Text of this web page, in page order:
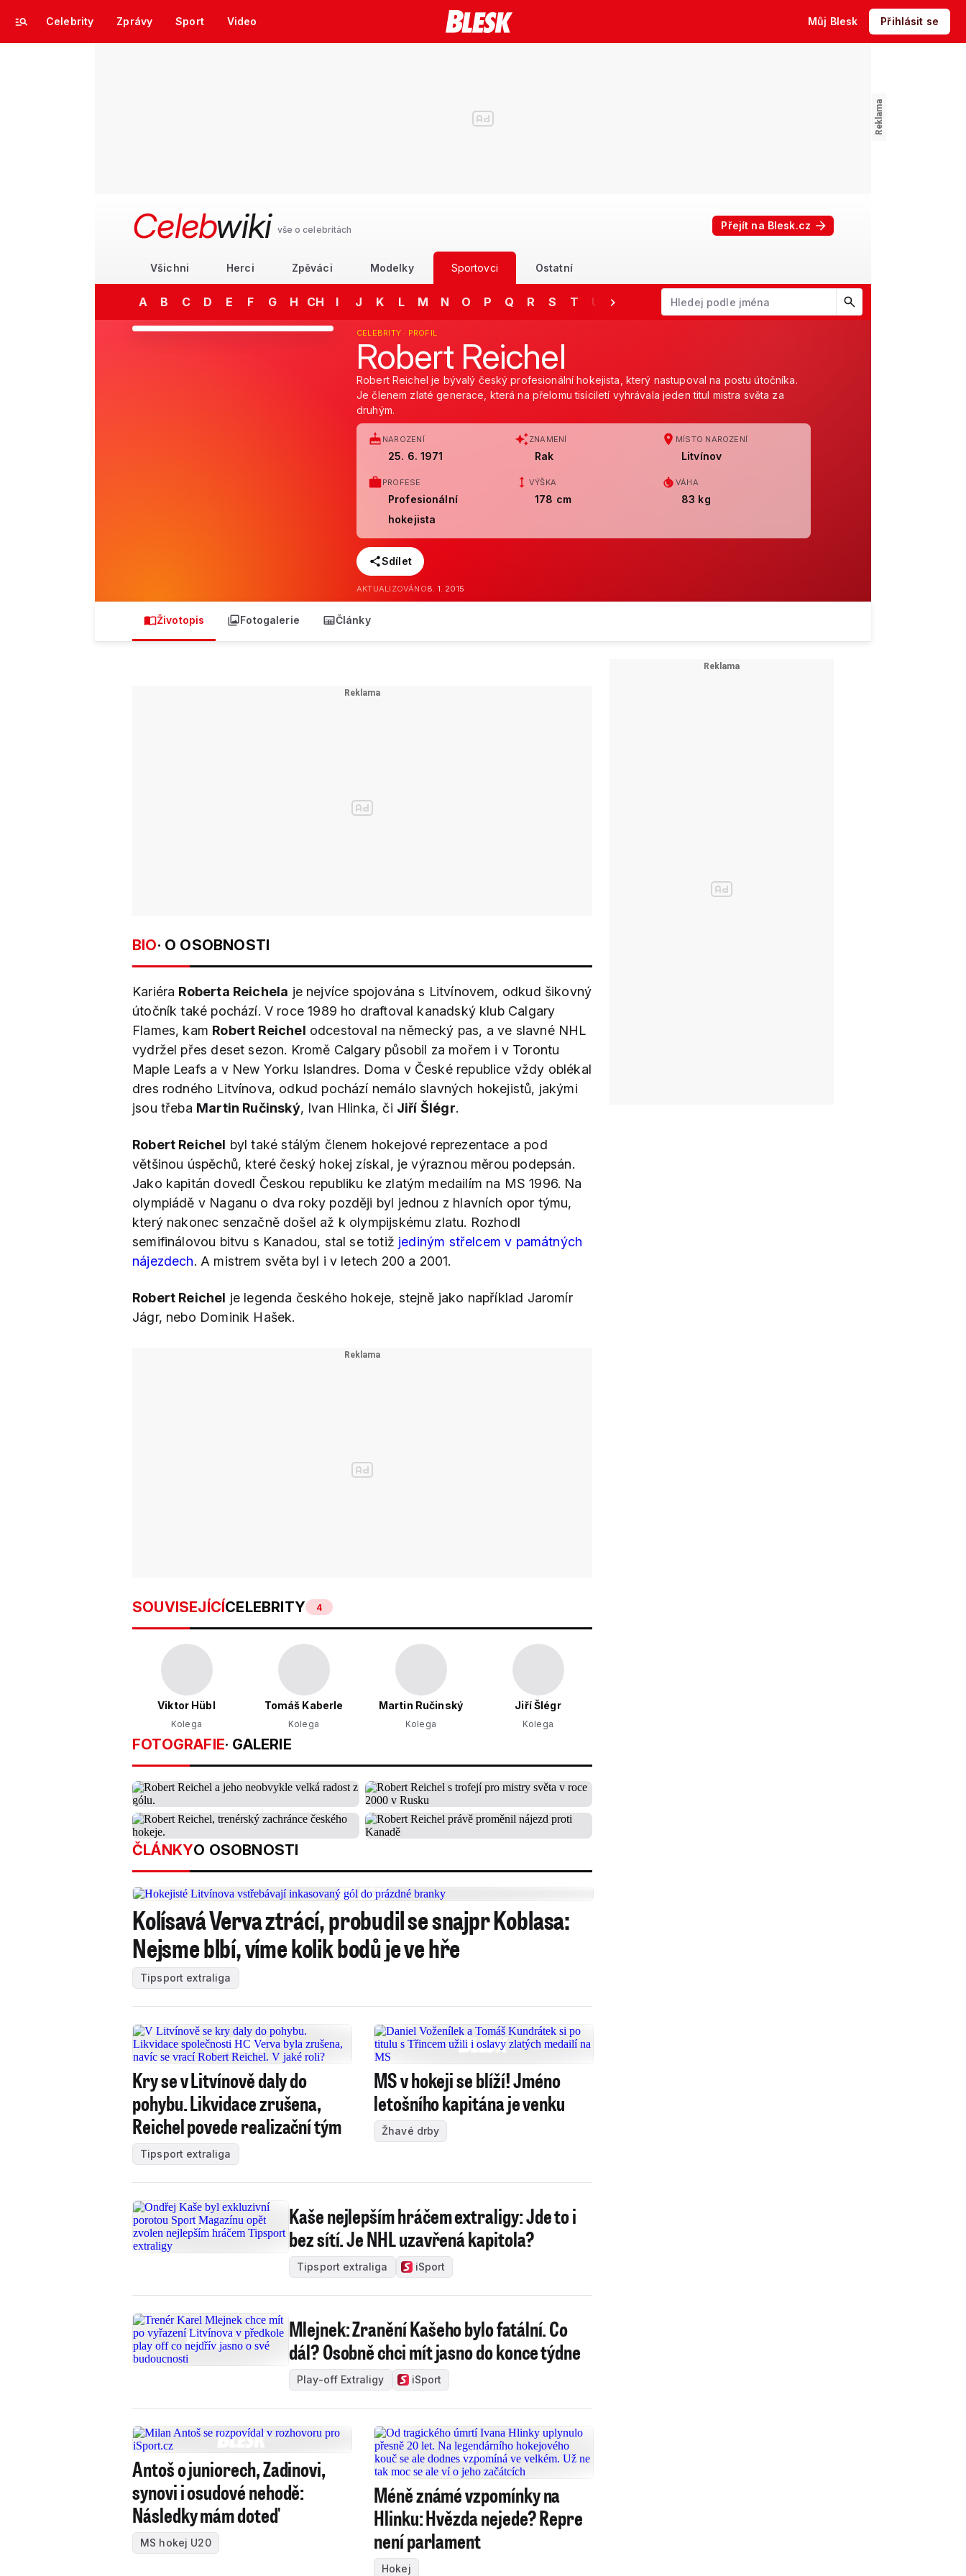
Celebrity Zprávy Sport Video Můj Blesk Přihlásit se
Celebwiki vše o celebritách Přejít na Blesk.cz
Všichni Herci Zpěváci Modelky Sportovci Ostatní
A B C D E F G H CH I J K L M N O P Q R S T U V Y Z
Začněte psát jméno. Šipkami dolů a nahoru procházejte návrhy,
CELEBRITY · PROFIL
Robert Reichel
Robert Reichel je bývalý český profesionální hokejista, který nastupoval na postu útočníka.
Je členem zlaté generace, která na přelomu tisíciletí vyhrávala jeden titul mistra světa za
druhým.
NAROZENÍ
25. 6. 1971
ZNAMENÍ
Rak
MÍSTO NAROZENÍ
Litvínov
PROFESE
Profesionální
hokejista
VÝŠKA
178 cm
VÁHA
83 kg
Sdílet
AKTUALIZOVÁNO8. 1. 2015
Životopis Fotogalerie Články
BIO· O OSOBNOSTI
Kariéra Roberta Reichela je nejvíce spojována s Litvínovem, odkud šikovný
útočník také pochází. V roce 1989 ho draftoval kanadský klub Calgary
Flames, kam Robert Reichel odcestoval na německý pas, a ve slavné NHL
vydržel přes deset sezon. Kromě Calgary působil za mořem i v Torontu
Maple Leafs a v New Yorku Islandres. Doma v České republice vždy oblékal
dres rodného Litvínova, odkud pochází nemálo slavných hokejistů, jakými
jsou třeba Martin Ručinský, Ivan Hlinka, či Jiří Šlégr.
Robert Reichel byl také stálým členem hokejové reprezentace a pod
většinou úspěchů, které český hokej získal, je výraznou měrou podepsán.
Jako kapitán dovedl Českou republiku ke zlatým medailím na MS 1996. Na
olympiádě v Naganu o dva roky později byl jednou z hlavních opor týmu,
který nakonec senzačně došel až k olympijskému zlatu. Rozhodl
semifinálovou bitvu s Kanadou, stal se totiž jediným střelcem v památných
nájezdech. A mistrem světa byl i v letech 200 a 2001.
Robert Reichel je legenda českého hokeje, stejně jako například Jaromír
Jágr, nebo Dominik Hašek.
SOUVISEJÍCÍCELEBRITY 4
Viktor Hübl
Kolega
Tomáš Kaberle
Kolega
Martin Ručinský
Kolega
Jiří Šlégr
Kolega
FOTOGRAFIE· GALERIE
ČLÁNKYO OSOBNOSTI
Kolísavá Verva ztrácí, probudil se snajpr Koblasa:
Nejsme blbí, víme kolik bodů je ve hře
Tipsport extraliga
Kry se v Litvínově daly do
pohybu. Likvidace zrušena,
Reichel povede realizační tým
Tipsport extraliga
MS v hokeji se blíží! Jméno
letošního kapitána je venku
Žhavé drby
Kaše nejlepším hráčem extraligy: Jde to i
bez sítí. Je NHL uzavřená kapitola?
Tipsport extraliga iSport
Mlejnek: Zranění Kašeho bylo fatální. Co
dál? Osobně chci mít jasno do konce týdne
Play-off Extraligy iSport
Antoš o juniorech, Zadinovi,
synovi i osudové nehodě:
Následky mám doteď
MS hokej U20
Méně známé vzpomínky na
Hlinku: Hvězda nejede? Repre
není parlament
Hokej